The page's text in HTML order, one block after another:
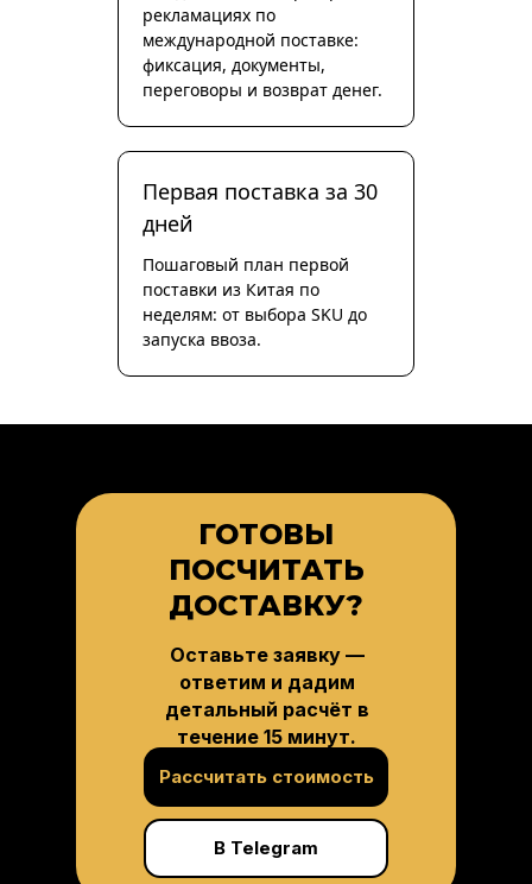
рекламациях по
международной поставке:
фиксация, документы,
переговоры и возврат денег.
Первая поставка за 30
дней
Пошаговый план первой
поставки из Китая по
неделям: от выбора SKU до
запуска ввоза.
Рассчитать стоимость
В Telegram
ГОТОВЫ
ПОСЧИТАТЬ
ДОСТАВКУ?
Оставьте заявку —
ответим и дадим
детальный расчёт в
течение 15 минут.